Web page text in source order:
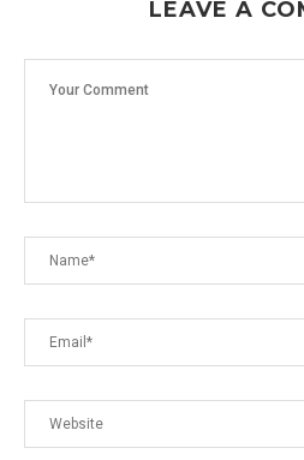
LEAVE A